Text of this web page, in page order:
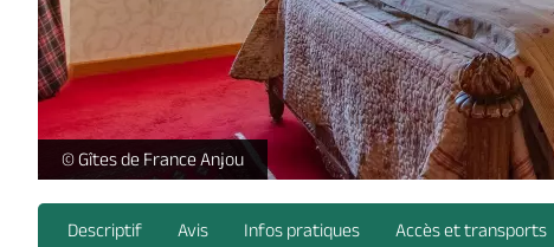
Chez June_1 -
© Gîtes de France Anjou
Descriptif Avis Infos pratiques Accès et transports